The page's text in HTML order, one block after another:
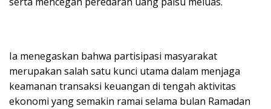
Ia menegaskan bahwa partisipasi masyarakat
merupakan salah satu kunci utama dalam menjaga
keamanan transaksi keuangan di tengah aktivitas
ekonomi yang semakin ramai selama bulan Ramadan